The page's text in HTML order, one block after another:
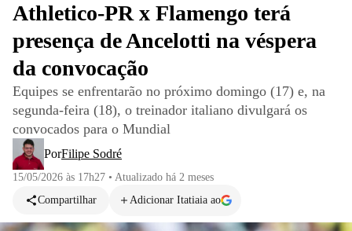
Athletico-PR x Flamengo terá
presença de Ancelotti na véspera
da convocação
Equipes se enfrentarão no próximo domingo (17) e, na
segunda-feira (18), o treinador italiano divulgará os
convocados para o Mundial
PorFilipe Sodré
15/05/2026 às 17h27 • Atualizado há 2 meses
Compartilhar
Adicionar Itatiaia ao